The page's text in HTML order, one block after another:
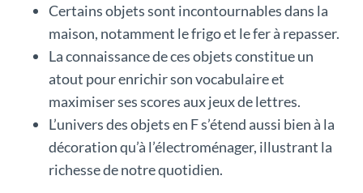
Certains objets sont incontournables dans la
maison, notamment le frigo et le fer à repasser.
La connaissance de ces objets constitue un
atout pour enrichir son vocabulaire et
maximiser ses scores aux jeux de lettres.
L’univers des objets en F s’étend aussi bien à la
décoration qu’à l’électroménager, illustrant la
richesse de notre quotidien.